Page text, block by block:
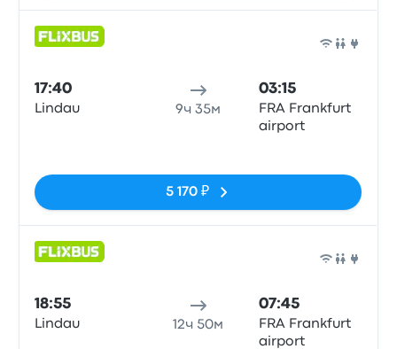
17:40
Lindau 9ч 35м
03:15
FRA Frankfurt
airport
5 170 ₽
18:55
Lindau 12ч 50м
07:45
FRA Frankfurt
airport